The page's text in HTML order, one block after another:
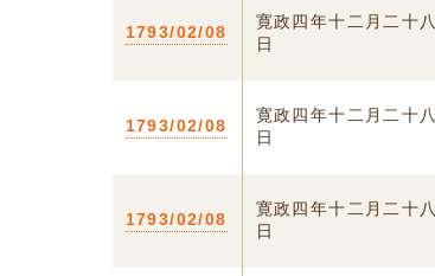
1793/02/08
寛政四年十二月二十八
日
1793/02/08
寛政四年十二月二十八
日
1793/02/08
寛政四年十二月二十八
日